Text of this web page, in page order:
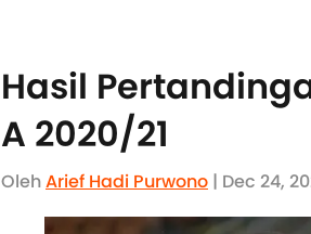
Hasil
A 2020/21
OlehArief Hadi Purwono | Dec 24,